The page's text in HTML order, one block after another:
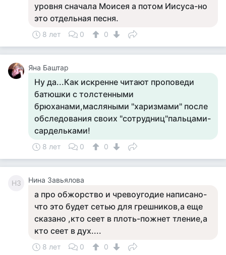
уровня сначала Моисея а потом Иисуса-но
это отдельная песня.
8 лет 0 0
Яна Баштар
Ну да...Как искренне читают проповеди
батюшки с толстенными
брюханами,масляными "харизмами" после
обследования своих "сотрудниц"пальцами-
сардельками!
8 лет 0 0
НЗ Нина Завьялова
а про обжорство и чревоугодие написано-
что это будет сетью для грешников,а еще
сказано ,кто сеет в плоть-пожнет тление,а
кто сеет в дух....
8 лет 0 0